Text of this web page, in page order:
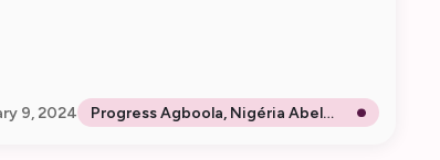
9, 2024
Progress Agboola, Nigéria Abel